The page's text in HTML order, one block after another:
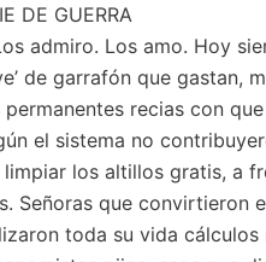
DE GUERRA
admiro. Los amo. Hoy
de garrafón que
recias con
el sistema no
los altillos gratis, a
Señoras que convirtieron
toda su vida